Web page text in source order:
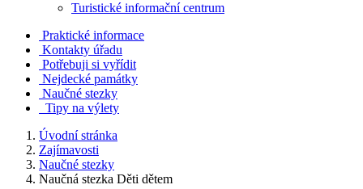
Turistické informační centrum
Praktické informace
Kontakty úřadu
Potřebuji si vyřídit
Nejdecké památky
Naučné stezky
Tipy na výlety
Úvodní stránka
Zajímavosti
Naučné stezky
Naučná stezka Děti dětem